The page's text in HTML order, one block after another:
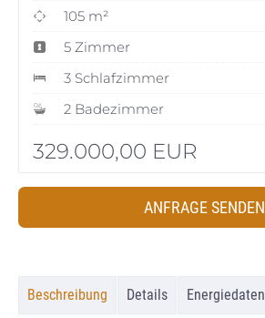
105 m²
5 Zimmer
3 Schlafzimmer
2 Badezimmer
329.000,00 EUR
ANFRAGE SENDEN
Beschreibung Details Energiedaten